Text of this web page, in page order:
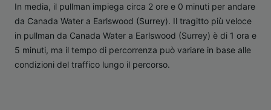
In media, il pullman impiega circa 2 ore e 0 minuti per andare
da Canada Water a Earlswood (Surrey). Il tragitto più veloce
in pullman da Canada Water a Earlswood (Surrey) è di 1 ora e
5 minuti, ma il tempo di percorrenza può variare in base alle
condizioni del traffico lungo il percorso.